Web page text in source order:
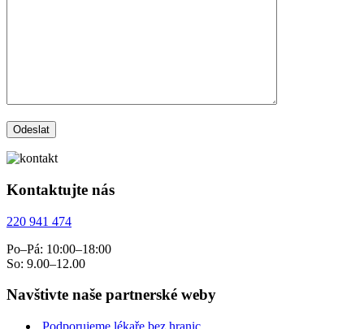
Kontaktujte nás
220 941 474
Po–Pá: 10:00–18:00
So: 9.00–12.00
Navštivte naše partnerské weby